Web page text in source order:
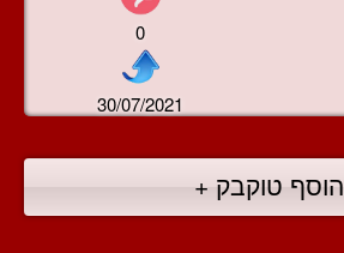
0
30/07/2021
הוסף טוקבק +